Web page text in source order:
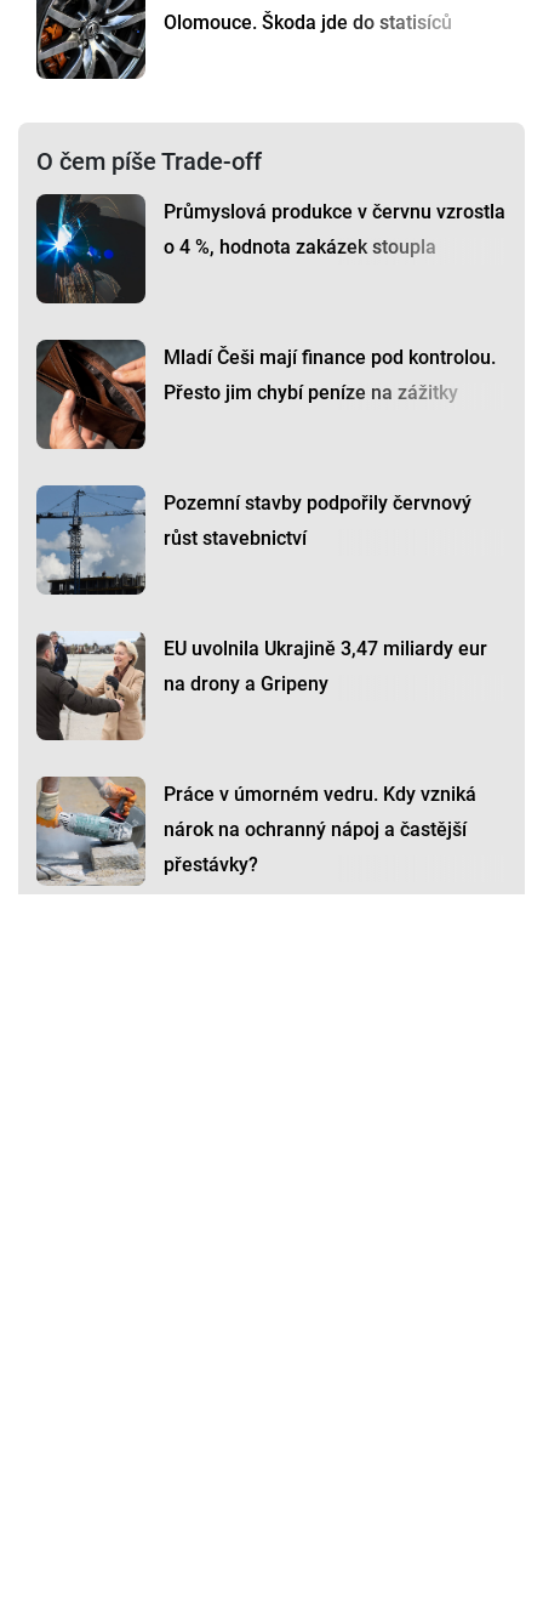
Olomouce. Škoda jde do statisíců
O čem píše Trade-off
Průmyslová produkce v červnu vzrostla
o 4 %, hodnota zakázek stoupla
Mladí Češi mají finance pod kontrolou.
Přesto jim chybí peníze na zážitky
Pozemní stavby podpořily červnový
růst stavebnictví
EU uvolnila Ukrajině 3,47 miliardy eur
na drony a Gripeny
Práce v úmorném vedru. Kdy vzniká
nárok na ochranný nápoj a častější
přestávky?